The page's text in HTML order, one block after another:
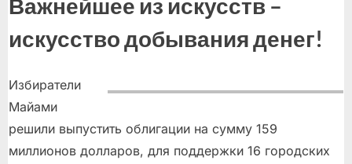
Важнейшее из искусств –
искусство добывания денег!
Избиратели
Майами
решили выпустить облигации на сумму 159
миллионов долларов, для поддержки 16 городских